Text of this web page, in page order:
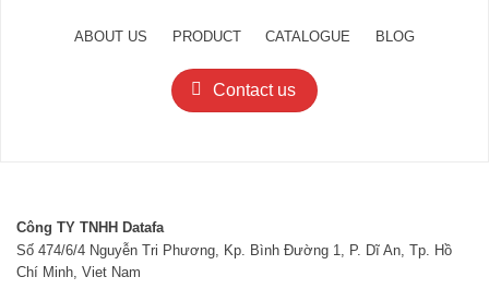
ABOUT US PRODUCT CATALOGUE BLOG
Contact us
Công TY TNHH Datafa
Số 474/6/4 Nguyễn Tri Phương, Kp. Bình Đường 1, P. Dĩ An, Tp. Hồ
Chí Minh, Viet Nam